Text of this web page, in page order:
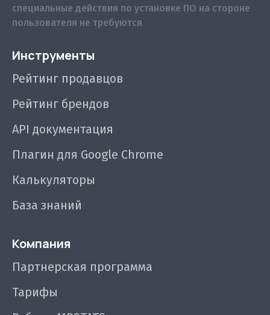
специальные действия по установке ПО на стороне
пользователя не требуются
Инструменты
Рейтинг продавцов
Рейтинг брендов
API документация
Плагин для Google Chrome
Калькуляторы
База знаний
Компания
Партнерская программа
Тарифы